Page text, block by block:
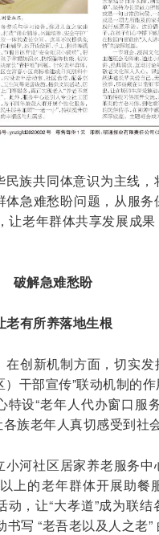
族共同体意识为主线
急难愁盼问题，从服
让老年群体共享发展成
破解急难愁盼
老有所养落地生根
创新机制方面，切实
干部宣传”联动机制的
设“老年人代办窗口服
族老年人真切感受到社
河社区居家养老服务
上的老年群体开展助餐
，让“大孝道”成为联
写 “老吾老以及人之老”